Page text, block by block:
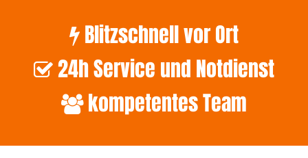
Blitzschnell vor Ort
24h Service und Notdienst
kompetentes Team